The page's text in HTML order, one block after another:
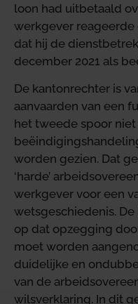
loon had uitbetaald
werkgever
dat hij de
december 2021 als
De kantonrechter is
aanvaarden van een
het tweede spoor
worden gezien. Dat
‘harde’
werkgever voor een
wetsgeschiedenis.
op dat opzegging
moet worden
duidelijke en
van de
wilsverklaring. In dit